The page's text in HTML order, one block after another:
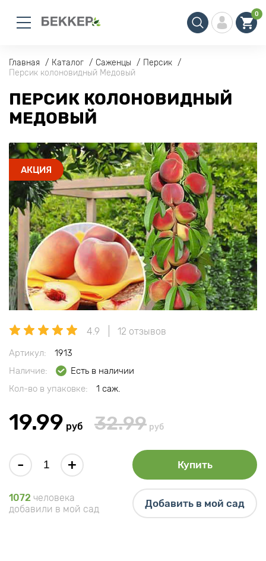
0
Главная Каталог Саженцы
Персик
Персик колоновидный Медовый
ПЕРСИК КОЛОНОВИДНЫЙ
МЕДОВЫЙ
АКЦИЯ
4.9 12 отзывов
Артикул:
1913
Наличие:
Есть в наличии
Кол-во в упаковке:
1 саж.
19.99 руб 32.99 руб
- + Купить
1072 человека
добавили в мой сад
Добавить в мой сад